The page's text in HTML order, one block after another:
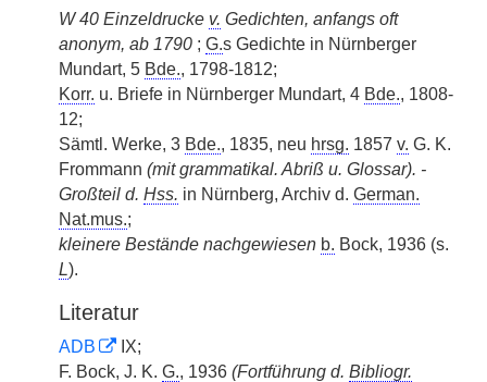
W 40 Einzeldrucke v. Gedichten, anfangs oft
anonym, ab 1790 ; G.s Gedichte in Nürnberger
Mundart, 5 Bde., 1798-1812;
Korr. u. Briefe in Nürnberger Mundart, 4 Bde., 1808-
12;
Sämtl. Werke, 3 Bde., 1835, neu hrsg. 1857 v. G. K.
Frommann (mit grammatikal. Abriß u. Glossar). -
Großteil d. Hss. in Nürnberg, Archiv d. German.
Nat.mus.;
kleinere Bestände nachgewiesen b. Bock, 1936 (s.
L).
Literatur
ADB
IX;
F. Bock, J. K. G., 1936 (Fortführung d. Bibliogr.